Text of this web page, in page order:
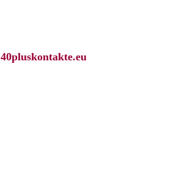
40pluskontakte.eu